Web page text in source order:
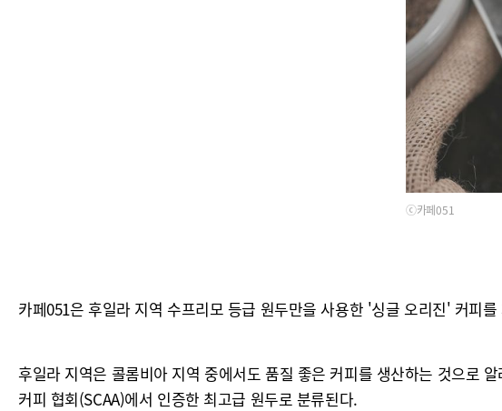
ⓒ카페051
카페051은 후일라 지역 수프리모 등급 원두만을 사용한 '싱글 오리진' 커피
후일라 지역은 콜롬비아 지역 중에서도 품질 좋은 커피를 생산하는 것으로
커피 협회(SCAA)에서 인증한 최고급 원두로 분류된다.